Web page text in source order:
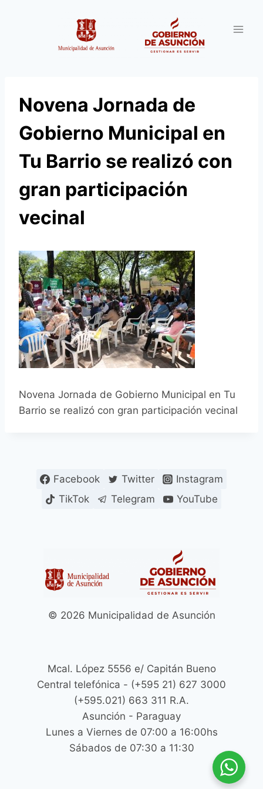
Novena Jornada de
Gobierno Municipal en
Tu Barrio se realizó con
gran participación
vecinal
Novena Jornada de Gobierno Municipal en Tu
Barrio se realizó con gran participación vecinal
Facebook Twitter
Instagram
TikTok
Telegram YouTube
© 2026 Municipalidad de Asunción
Mcal. López 5556 e/ Capitán Bueno
Central telefónica - (+595 21) 627 3000
(+595.021) 663 311 R.A.
Asunción - Paraguay
Lunes a Viernes de 07:00 a 16:00hs
Sábados de 07:30 a 11:30